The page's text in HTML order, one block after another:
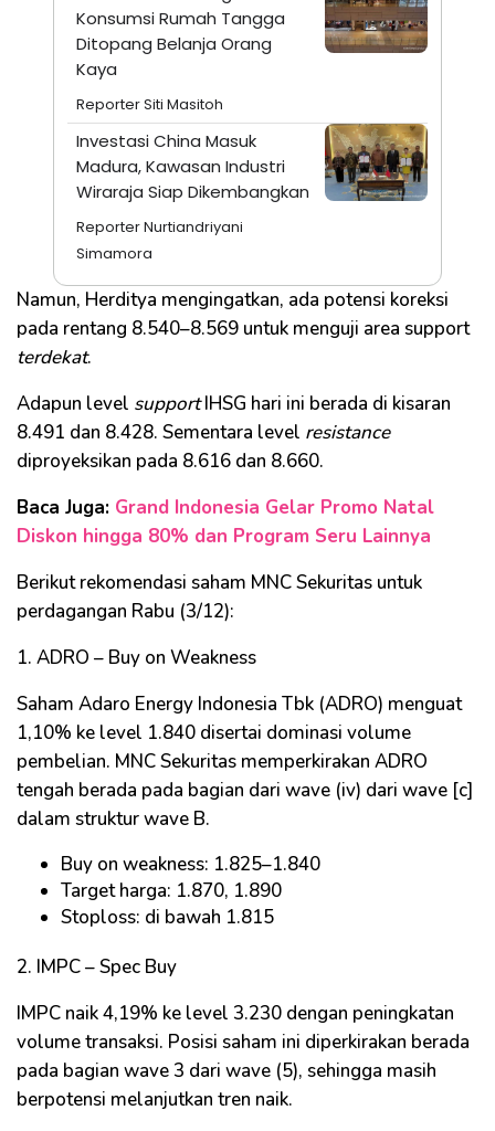
Konsumsi Rumah Tangga
Ditopang Belanja Orang
Kaya
Reporter Siti Masitoh
Investasi China Masuk
Madura, Kawasan Industri
Wiraraja Siap Dikembangkan
Reporter Nurtiandriyani
Simamora
Namun, Herditya mengingatkan, ada potensi koreksi
pada rentang 8.540–8.569 untuk menguji area support
terdekat.
Adapun level supportIHSG hari ini berada di kisaran
8.491 dan 8.428. Sementara level resistance
diproyeksikan pada 8.616 dan 8.660.
Baca Juga: Grand Indonesia Gelar Promo Natal
Diskon hingga 80% dan Program Seru Lainnya
Berikut rekomendasi saham MNC Sekuritas untuk
perdagangan Rabu (3/12):
1. ADRO – Buy on Weakness
Saham Adaro Energy Indonesia Tbk (ADRO) menguat
1,10% ke level 1.840 disertai dominasi volume
pembelian. MNC Sekuritas memperkirakan ADRO
tengah berada pada bagian dari wave (iv) dari wave [c]
dalam struktur wave B.
Buy on weakness: 1.825–1.840
Target harga: 1.870, 1.890
Stoploss: di bawah 1.815
2. IMPC – Spec Buy
IMPC naik 4,19% ke level 3.230 dengan peningkatan
volume transaksi. Posisi saham ini diperkirakan berada
pada bagian wave 3 dari wave (5), sehingga masih
berpotensi melanjutkan tren naik.